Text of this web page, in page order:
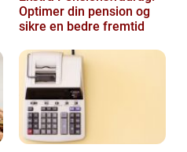
Optimer din pension og
sikre en bedre fremtid